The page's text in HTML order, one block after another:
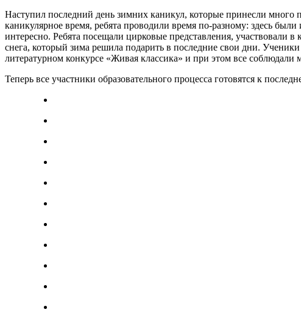
Наступил последний день зимних каникул, которые принесли
каникулярное время, ребята проводили время по-разному: здесь
интересно. Ребята посещали цирковые представления,
снега, который зима решила подарить в последние свои дни.
литературном конкурсе «Живая классика» и при этом все
Теперь все участники образовательного процесса готовятся к